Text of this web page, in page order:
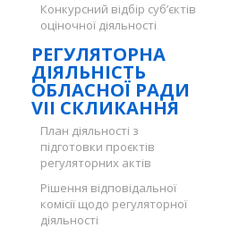
Конкурсний відбір суб’єктів
оціночної діяльності
РЕГУЛЯТОРНА
ДІЯЛЬНІСТЬ
ОБЛАСНОЇ РАДИ
VII СКЛИКАННЯ
План діяльності з
підготовки проєктів
регуляторних актів
Рішення відповідальної
комісії щодо регуляторної
діяльності